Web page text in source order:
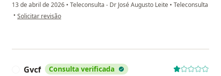
13 de abril de 2026 • Teleconsulta - Dr José Augusto Leite • Teleconsulta
• na opinião do utilizador L. S.
Solicitar revisão
Gvcf Consulta verificada